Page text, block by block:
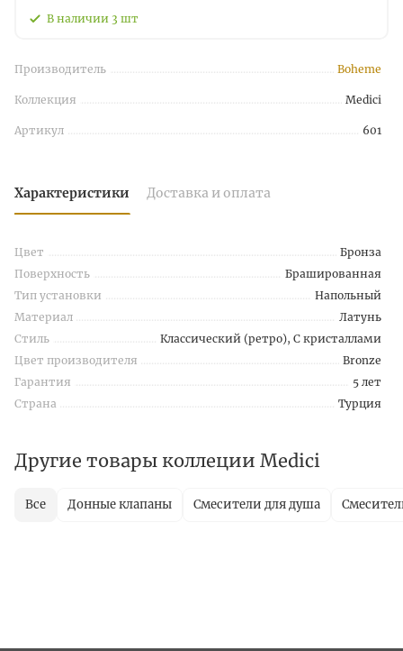
В наличии 3 шт
Производитель Boheme
Коллекция Medici
Артикул 601
Характеристики Доставка и оплата
Цвет
Бронза
Поверхность
Брашированная
Тип установки
Напольный
Материал
Латунь
Стиль
Классический (ретро), С кристаллами
Цвет производителя
Bronze
Гарантия
5 лет
Страна
Турция
Другие товары коллеции Medici
Все Донные клапаны Смесители для душа